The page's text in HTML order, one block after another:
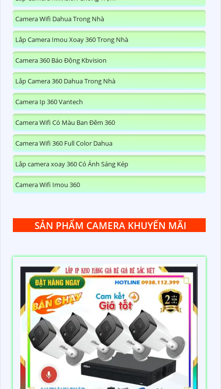
Camera Wifi Dahua Trong Nhà
Lắp Camera Imou Xoay 360 Trong Nhà
Camera 360 Báo Động Kbvision
Lắp Camera 360 Dahua Trong Nhà
Camera Ip 360 Vantech
Camera Wifi Có Màu Ban Đêm 360
Camera Wifi 360 Full Color Dahua
Lắp camera xoay 360 Có Ánh Sáng Kép
Camera Wifi Imou 360
SẢN PHẨM CAMERA KHUYẾN MÃI